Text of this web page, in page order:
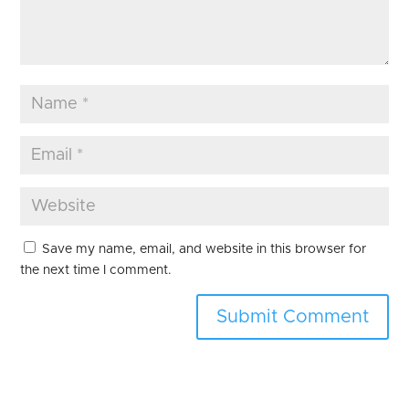
Save my name, email, and website in this browser for
the next time I comment.